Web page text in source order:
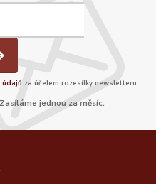
údajů za účelem rozesílky newsletteru.
jednou za měsíc.